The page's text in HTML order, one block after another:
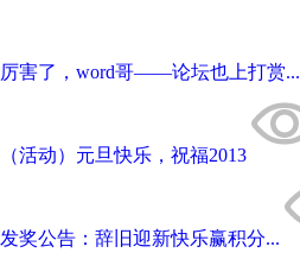
厉害了，word哥——论坛也上打赏...
（活动）元旦快乐，祝福2013
发奖公告：辞旧迎新快乐赢积分...